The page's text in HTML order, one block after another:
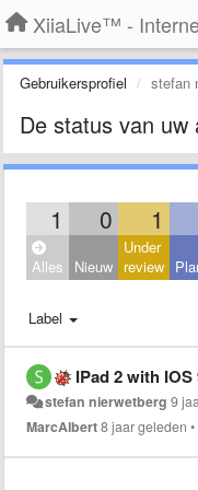
XiiaLive™ -
Gebruikersprofiel stefan
De status van uw
1 0 1
Alles Nieuw
Under
review
Label
IPad 2 with IOS 9.3.5. App
stefan nierwetberg 9
MarcAlbert8 jaar geleden •